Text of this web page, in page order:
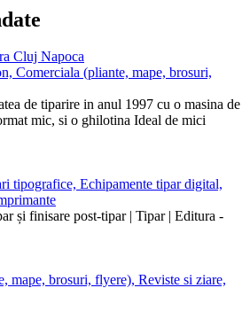
Cluj Napoca
Comerciala (pliante, mape, brosuri,
de tiparire in anul 1997 cu o masina de
mic, si o ghilotina Ideal de mici
tipografice, Echipamente tipar digital,
și finisare post-tipar | Tipar | Editura -
mape, brosuri, flyere), Reviste si ziare,